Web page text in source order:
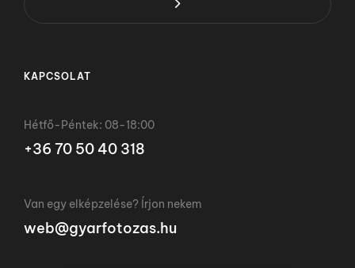
KAPCSOLAT
Hétfő-Péntek: 08-18:00
+36 70 50 40 318
Van egy elképzelése? Írjon nekem
web@gyarfotozas.hu